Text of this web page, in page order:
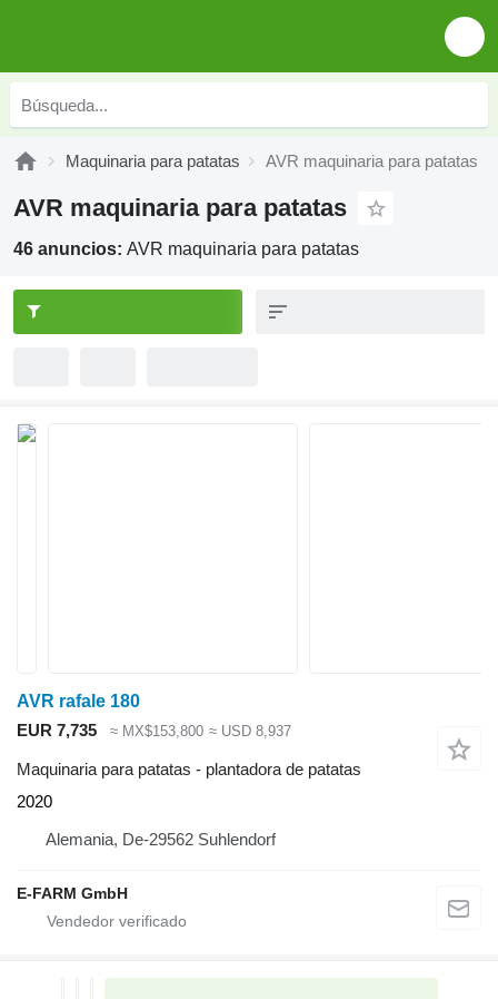
Maquinaria para patatas AVR maquinaria para patatas
AVR maquinaria para patatas
46 anuncios: AVR maquinaria para patatas
AVR rafale 180
EUR 7,735
≈ MX$153,800 ≈ USD 8,937
Maquinaria para patatas - plantadora de patatas
2020
Alemania, De-29562 Suhlendorf
E-FARM GmbH